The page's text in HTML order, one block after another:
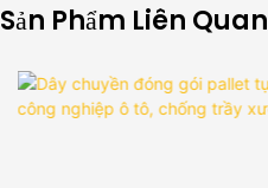
Sản Phẩm Liên Quan